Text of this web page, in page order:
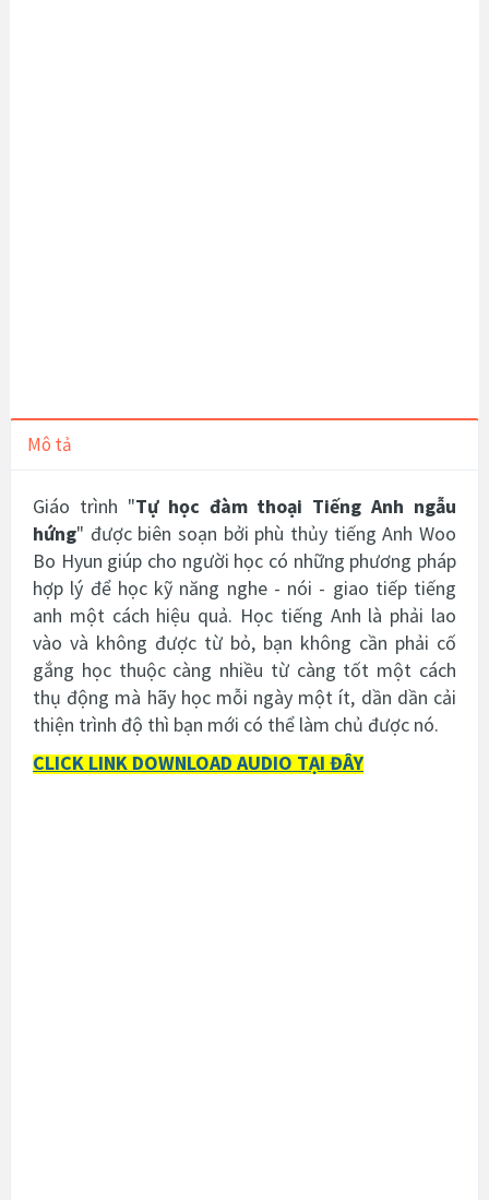
Mô tả
Giáo trình "Tự học đàm thoại Tiếng Anh ngẫu
hứng" được biên soạn bởi phù thủy tiếng Anh Woo
Bo Hyun giúp cho người học có những phương pháp
hợp lý để học kỹ năng nghe - nói - giao tiếp tiếng
anh một cách hiệu quả. Học tiếng Anh là phải lao
vào và không được từ bỏ, bạn không cần phải cố
gắng học thuộc càng nhiều từ càng tốt một cách
thụ động mà hãy học mỗi ngày một ít, dần dần cải
thiện trình độ thì bạn mới có thể làm chủ được nó.
CLICK LINK DOWNLOAD AUDIO TẠI ĐÂY